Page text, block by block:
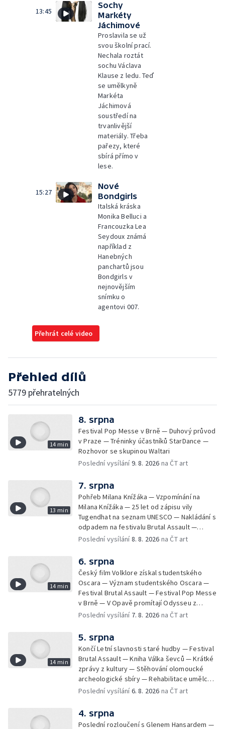
13:45
Sochy
Markéty
Jáchimové
Proslavila se už
svou školní prací.
Nechala roztát
sochu Václava
Klause z ledu. Teď
se umělkyně
Markéta
Jáchimová
soustředí na
trvanlivější
materiály. Třeba
pařezy, které
sbírá přímo v
lese.
15:27
Nové
Bondgirls
Italská kráska
Monika Belluci a
Francouzka Lea
Seydoux známá
například z
Hanebných
panchartů jsou
Bondgirls v
nejnovějším
snímku o
agentovi 007.
Přehrát celé video
Přehled dílů
5779 přehratelných
14 min
8. srpna
Festival Pop Messe v Brně — Duhový průvod
v Praze — Tréninky účastníků StarDance —
Rozhovor se skupinou Waltari
Poslední vysílání9. 8. 2026 na ČT art
13 min
7. srpna
Pohřeb Milana Knížáka — Vzpomínání na
Milana Knížáka — 25 let od zápisu vily
Tugendhat na seznam UNESCO — Nakládání s
odpadem na festivalu Brutal Assault —
Koncert Marka Ztraceného na Letenské pláni
Poslední vysílání8. 8. 2026 na ČT art
14 min
6. srpna
Český film Volklore získal studentského
Oscara — Význam studentského Oscara —
Festival Brutal Assault — Festival Pop Messe
v Brně — V Opavě promítají Odysseu z
filmového pásu
Poslední vysílání 7. 8. 2026 na ČT art
14 min
5. srpna
Končí Letní slavnosti staré hudby — Festival
Brutal Assault — Kniha Válka ševců — Krátké
zprávy z kultury — Stěhování olomoucké
archeologické sbíry — Rehabilitace umělce
Milana Knížáka — Trailer na film Osamělý vlk
Poslední vysílání6. 8. 2026 na ČT art
4. srpna
Poslední rozloučení s Glenem Hansardem —